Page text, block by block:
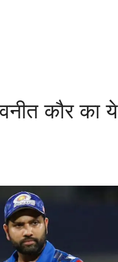
कौर का ये